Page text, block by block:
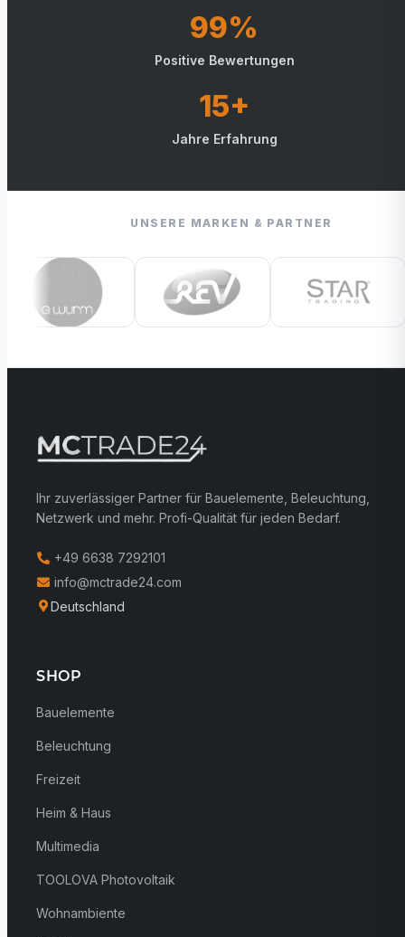
99%
Positive Bewertungen
15+
Jahre Erfahrung
UNSERE MARKEN & PARTNER
Ihr zuverlässiger Partner für Bauelemente, Beleuchtung,
Netzwerk und mehr. Profi-Qualität für jeden Bedarf.
+49 6638 7292101
info@mctrade24.com
Deutschland
SHOP
Bauelemente
Beleuchtung
Freizeit
Heim & Haus
Multimedia
TOOLOVA Photovoltaik
Wohnambiente